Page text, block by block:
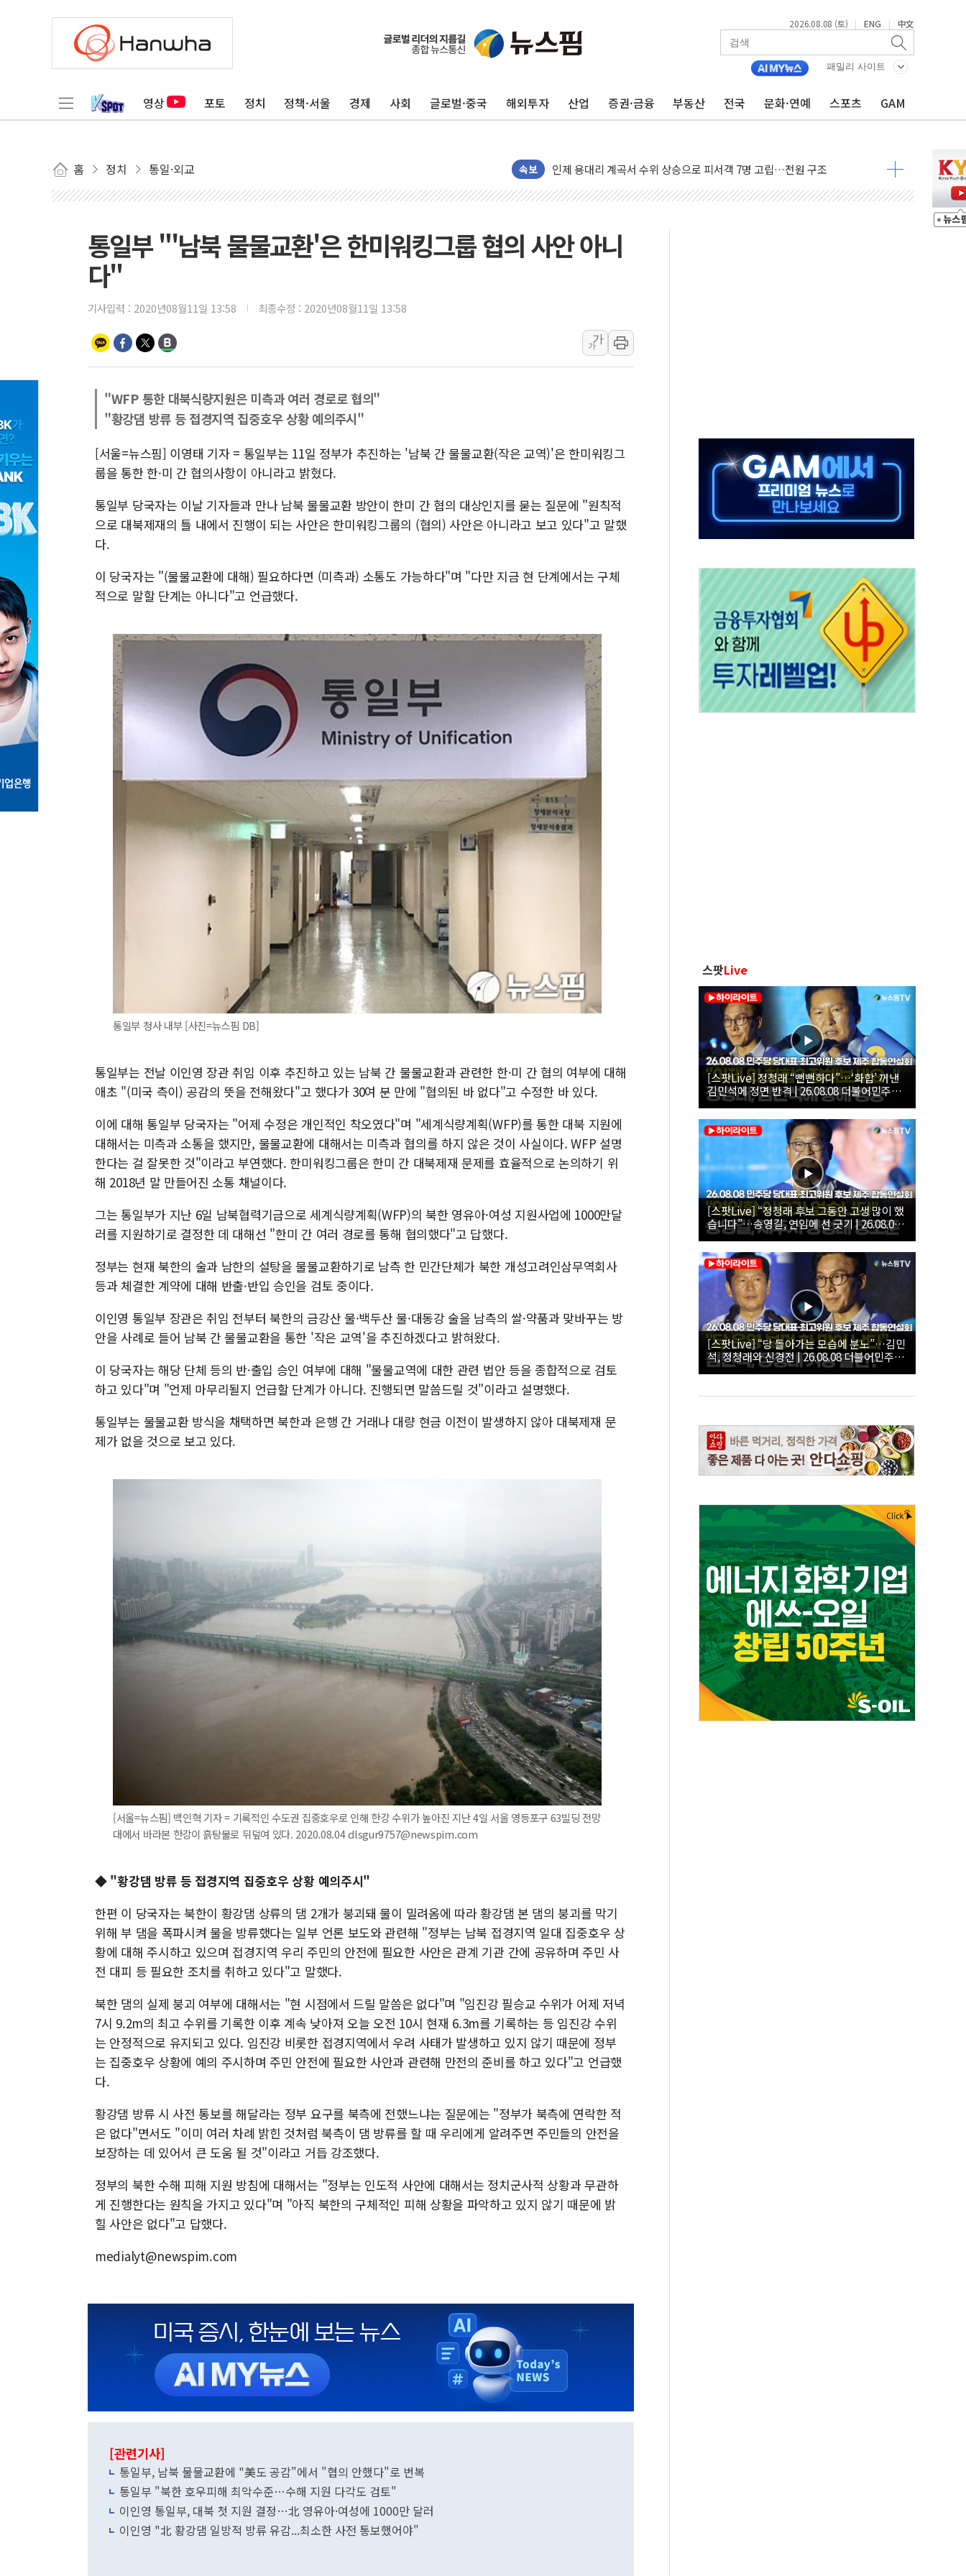
2026.08.08 (토) | ENG | 中文
패밀리 사이트
영상 포토 정치 정책·서울 경제 사회 글로벌·중국 해외투자 산업 증권·금융 부동산 전국 문화·연예 스포츠 GAM
홈 정치 통일·외교 속보
'화합' 꺼낸 김민석에 '뻔뻔' 받아친 정청래…제주 연설서 신경전 고조
李대통령, ISA 개편 재검토 지시…與 "적극 환영"·野 "졸속 국정"
연일 폭염에 온열질환 사망 23명…정부, 비상대응기구 가동
中 전방위 아파트 부양, 수도 베이징도 부동산 규제 철폐
동해시, 11~14일 '별똥별 멍' 운영…페르세우스 유성우 관측
강원 중·남부 동해안 시간당 50mm 이상 폭우…호우경보 발효
폭염에 車 운전면허 기능시험 오전 집중 편성…체감온도 38도 넘으면 중단
李대통령, 'ISA·주가누르기 방지법' 전면 재검토 지시
충북 주말 무더위 지속…청주·진천 35도, 곳곳 소나기
10월 보완수사권 폐지·공소청 출범…피해자들 '범죄 사각지대' 우려
트럼프, 쿡 연준 이사 해임 재추진…"26일까지 의혹 소명" 요구
통일부 "'남북 물물교환'은 한미워킹그룹 협의 사안 아니
다"
기사입력 : 2020년08월11일 13:58 최종수정 : 2020년08월11일 13:58
가
가
"WFP 통한 대북식량지원은 미측과 여러 경로로 협의"
"황강댐 방류 등 접경지역 집중호우 상황 예의주시"
[서울=뉴스핌] 이영태 기자 = 통일부는 11일 정부가 추진하는 '남북 간 물물교환(작은 교역)'은 한미워킹그
룹을 통한 한·미 간 협의사항이 아니라고 밝혔다.
통일부 당국자는 이날 기자들과 만나 남북 물물교환 방안이 한미 간 협의 대상인지를 묻는 질문에 "원칙적
으로 대북제재의 틀 내에서 진행이 되는 사안은 한미워킹그룹의 (협의) 사안은 아니라고 보고 있다"고 말했
다.
이 당국자는 "(물물교환에 대해) 필요하다면 (미측과) 소통도 가능하다"며 "다만 지금 현 단계에서는 구체
적으로 말할 단계는 아니다"고 언급했다.
통일부 청사 내부 [사진=뉴스핌 DB]
통일부는 전날 이인영 장관 취임 이후 추진하고 있는 남북 간 물물교환과 관련한 한·미 간 협의 여부에 대해
애초 "(미국 측이) 공감의 뜻을 전해왔다"고 했다가 30여 분 만에 "협의된 바 없다"고 수정한 바 있다.
이에 대해 통일부 당국자는 "어제 수정은 개인적인 착오였다"며 "세계식량계획(WFP)를 통한 대북 지원에
대해서는 미측과 소통을 했지만, 물물교환에 대해서는 미측과 협의를 하지 않은 것이 사실이다. WFP 설명
한다는 걸 잘못한 것"이라고 부연했다. 한미워킹그룹은 한미 간 대북제재 문제를 효율적으로 논의하기 위
해 2018년 말 만들어진 소통 채널이다.
그는 통일부가 지난 6일 남북협력기금으로 세계식량계획(WFP)의 북한 영유아·여성 지원사업에 1000만달
러를 지원하기로 결정한 데 대해선 "한미 간 여러 경로를 통해 협의했다"고 답했다.
정부는 현재 북한의 술과 남한의 설탕을 물물교환하기로 남측 한 민간단체가 북한 개성고려인삼무역회사
등과 체결한 계약에 대해 반출·반입 승인을 검토 중이다.
이인영 통일부 장관은 취임 전부터 북한의 금강산 물·백두산 물·대동강 술을 남측의 쌀·약품과 맞바꾸는 방
안을 사례로 들어 남북 간 물물교환을 통한 '작은 교역'을 추진하겠다고 밝혀왔다.
이 당국자는 해당 단체 등의 반·출입 승인 여부에 대해 "물물교역에 대한 관련 법안 등을 종합적으로 검토
하고 있다"며 "언제 마무리될지 언급할 단계가 아니다. 진행되면 말씀드릴 것"이라고 설명했다.
통일부는 물물교환 방식을 채택하면 북한과 은행 간 거래나 대량 현금 이전이 발생하지 않아 대북제재 문
제가 없을 것으로 보고 있다.
[서울=뉴스핌] 백인혁 기자 = 기록적인 수도권 집중호우로 인해 한강 수위가 높아진 지난 4일 서울 영등포구 63빌딩 전망
대에서 바라본 한강이 흙탕물로 뒤덮여 있다. 2020.08.04 dlsgur9757@newspim.com
◆ "황강댐 방류 등 접경지역 집중호우 상황 예의주시"
한편 이 당국자는 북한이 황강댐 상류의 댐 2개가 붕괴돼 물이 밀려옴에 따라 황강댐 본 댐의 붕괴를 막기
위해 부 댐을 폭파시켜 물을 방류했다는 일부 언론 보도와 관련해 "정부는 남북 접경지역 일대 집중호우 상
황에 대해 주시하고 있으며 접경지역 우리 주민의 안전에 필요한 사안은 관계 기관 간에 공유하며 주민 사
전 대피 등 필요한 조치를 취하고 있다"고 말했다.
북한 댐의 실제 붕괴 여부에 대해서는 "현 시점에서 드릴 말씀은 없다"며 "임진강 필승교 수위가 어제 저녁
7시 9.2m의 최고 수위를 기록한 이후 계속 낮아져 오늘 오전 10시 현재 6.3m를 기록하는 등 임진강 수위
는 안정적으로 유지되고 있다. 임진강 비롯한 접경지역에서 우려 사태가 발생하고 있지 않기 때문에 정부
는 집중호우 상황에 예의 주시하며 주민 안전에 필요한 사안과 관련해 만전의 준비를 하고 있다"고 언급했
다.
황강댐 방류 시 사전 통보를 해달라는 정부 요구를 북측에 전했느냐는 질문에는 "정부가 북측에 연락한 적
은 없다"면서도 "이미 여러 차례 밝힌 것처럼 북측이 댐 방류를 할 때 우리에게 알려주면 주민들의 안전을
보장하는 데 있어서 큰 도움 될 것"이라고 거듭 강조했다.
정부의 북한 수해 피해 지원 방침에 대해서는 "정부는 인도적 사안에 대해서는 정치군사적 상황과 무관하
게 진행한다는 원칙을 가지고 있다"며 "아직 북한의 구체적인 피해 상황을 파악하고 있지 않기 때문에 밝
힐 사안은 없다"고 답했다.
medialyt@newspim.com
[관련기사]
통일부, 남북 물물교환에 "美도 공감"에서 "협의 안했다"로 번복
통일부 "북한 호우피해 최악수준…수해 지원 다각도 검토"
이인영 통일부, 대북 첫 지원 결정…北 영유아·여성에 1000만 달러
이인영 "北 황강댐 일방적 방류 유감...최소한 사전 통보했어야"
스팟Live
[스팟Live] 정청래 “뻔뻔하다”…‘화합’ 꺼낸
김민석에 정면 반격 | 26.08.08 더불어민주당
당대표·최고위원 후보 제주 합동연설회
[스팟Live] “정청래 후보 그동안 고생 많이 했
습니다”…송영길, 연임에 선 긋기 | 26.08.08
더불어민주당 당대표·최고위원 후보 제주 합
동연설회
[스팟Live] “당 돌아가는 모습에 분노”…김민
석, 정청래와 신경전 | 26.08.08 더불어민주당
당대표·최고위원 후보 제주 합동연설회